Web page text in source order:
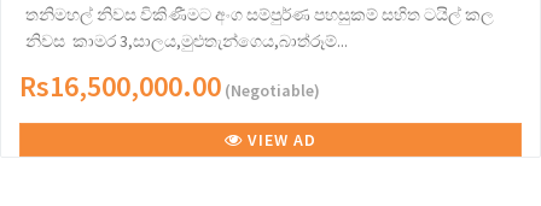
තනිමහල් නිවස විකිණීමට අංග සම්පුර්ණ පහසුකම් සහිත ටයිල් කල
නිවස කාමර 3,සාලය,මුළුතැන්ගෙය,බාත්රූම්...
Rs16,500,000.00 (Negotiable)
VIEW AD